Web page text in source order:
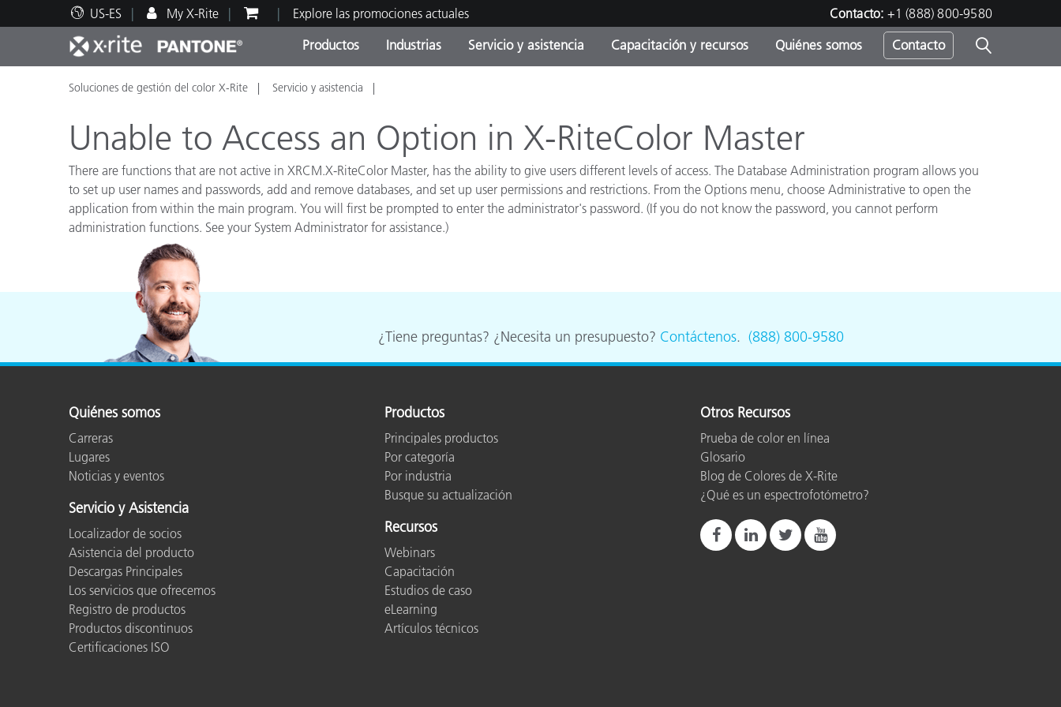
US-ES My X-Rite Explore las promociones actuales Contacto: +1 (888) 800-9580
Productos
Principales productos Categorías de Producto
actualización
Promociones actuales
Online Store
Industrias
Impresión y Empaques
Automotriz
Plásticos
Pinturas y Recubrimientos
Fabricantes de Cosméticos
Productos Envasados
Productos Electrónicos
Papel
Servicio y asistencia
Soporte técnico Servicio y mantenimiento
Capacitación y recursos
Recursos educativos Adiestramiento
Brand Experience Center
Top Descargas
Quiénes somos Contacto
Soluciones de gestión del color X-Rite Servicio y asistencia
Unable to Access an Option in X-RiteColor Master
There are functions that are not active in XRCM.X-RiteColor Master, has the ability to give users different levels of access. The Database Administration program allows you
to set up user names and passwords, add and remove databases, and set up user permissions and restrictions. From the Options menu, choose Administrative to open the
application from within the main program. You will first be prompted to enter the administrator's password. (If you do not know the password, you cannot perform
administration functions. See your System Administrator for assistance.)
¿Tiene preguntas? ¿Necesita un presupuesto? Contáctenos. (888) 800-9580
Quiénes somos
Carreras
Lugares
Noticias y eventos
Servicio y Asistencia
Localizador de socios
Asistencia del producto
Descargas Principales
Los servicios que ofrecemos
Registro de productos
Productos discontinuos
Certificaciones ISO
Productos
Principales productos
Por categoría
Por industria
Busque su actualización
Recursos
Webinars
Capacitación
Estudios de caso
eLearning
Artículos técnicos
Otros Recursos
Prueba de color en línea
Glosario
Blog de Colores de X-Rite
¿Qué es un espectrofotómetro?